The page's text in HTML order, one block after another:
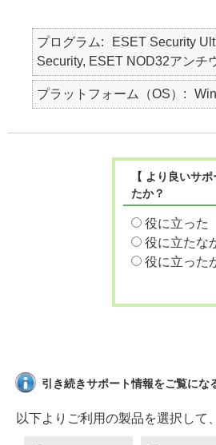
プログラム
ESET Security
Security, ESET NOD32アンチ
プラットフォーム（OS）
【 より良いサ
たか？
役に立った
役に立たな
役に立った
引き続きサポート情報をご覧にな
以下よりご利用の製品を選択し